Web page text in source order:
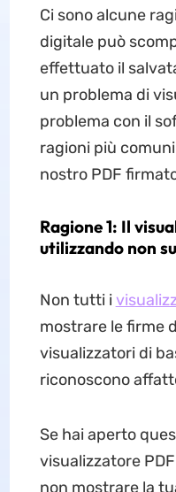
Ci sono alcune
digitale può
effettuato il
un problema di
problema con il
ragioni più
nostro PDF
Ragione 1: Il
utilizzando non
Non tutti i
mostrare le firme
visualizzatori di
riconoscono
Se hai aperto
visualizzatore
non mostrare la